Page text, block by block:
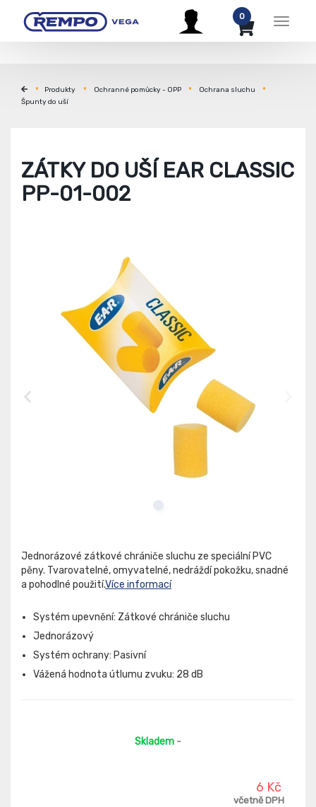
Menu
0
Produkty Ochranné pomůcky - OPP
Ochrana sluchu
Špunty do uší
ZÁTKY DO UŠÍ EAR CLASSIC
PP-01-002
Jednorázové zátkové chrániče sluchu ze speciální PVC
pěny. Tvarovatelné, omyvatelné, nedráždí pokožku, snadné
a pohodlné použití.Více informací
Systém upevnění: Zátkové chrániče sluchu
Jednorázový
Systém ochrany: Pasivní
Vážená hodnota útlumu zvuku: 28 dB
Skladem -
6 Kč
včetně DPH